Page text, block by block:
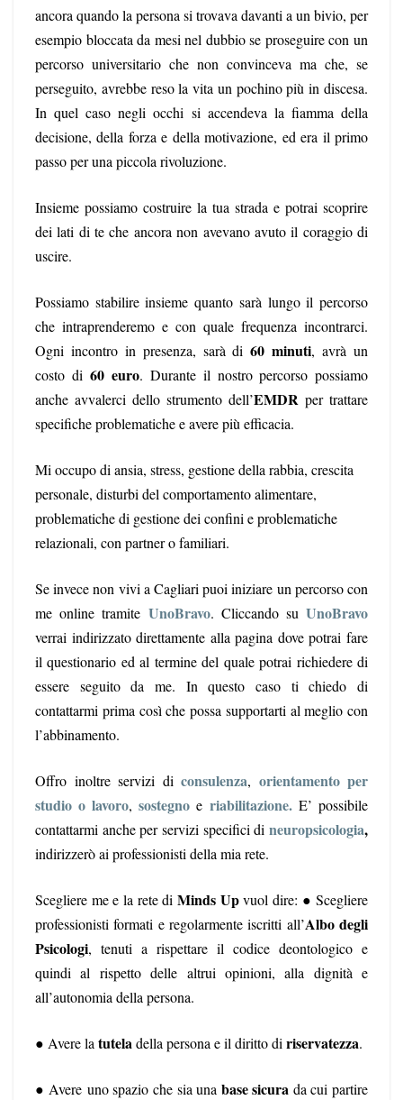
ancora quando la persona si trovava davanti a un bivio, per
esempio bloccata da mesi nel dubbio se proseguire con un
percorso universitario che non convinceva ma che, se
perseguito, avrebbe reso la vita un pochino più in discesa.
In quel caso negli occhi si accendeva la fiamma della
decisione, della forza e della motivazione, ed era il primo
passo per una piccola rivoluzione.
Insieme possiamo costruire la tua strada e potrai scoprire
dei lati di te che ancora non avevano avuto il coraggio di
uscire.
Possiamo stabilire insieme quanto sarà lungo il percorso
che intraprenderemo e con quale frequenza incontrarci.
Ogni incontro in presenza, sarà di60 minuti, avrà un
costo di 60 euro. Durante il nostro percorso possiamo
anche avvalerci dello strumento dell’EMDR per trattare
specifiche problematiche e avere più efficacia.
Mi occupo di ansia, stress, gestione della rabbia, crescita
personale, disturbi del comportamento alimentare,
problematiche di gestione dei confini e problematiche
relazionali, con partner o familiari.
Se invece non vivi a Cagliari puoi iniziare un percorso con
me online tramite UnoBravo. Cliccando su UnoBravo
verrai indirizzato direttamente alla pagina dove potrai fare
il questionario ed al termine del quale potrai richiedere di
essere seguito da me. In questo caso ti chiedo di
contattarmi prima così che possa supportarti al meglio con
l’abbinamento.
Offro inoltre servizi di consulenza, orientamento per
studio o lavoro, sostegno e riabilitazione. E’ possibile
contattarmi anche per servizi specifici di neuropsicologia,
indirizzerò ai professionisti della mia rete.
Scegliere me e la rete di Minds Upvuol dire: ● Scegliere
professionisti formati e regolarmente iscritti all’Albo degli
Psicologi, tenuti a rispettare il codice deontologico e
quindi al rispetto delle altrui opinioni, alla dignità e
all’autonomia della persona.
● Avere la tuteladella persona e il diritto di riservatezza.
●Avere uno spazio che sia una base sicura da cui partire